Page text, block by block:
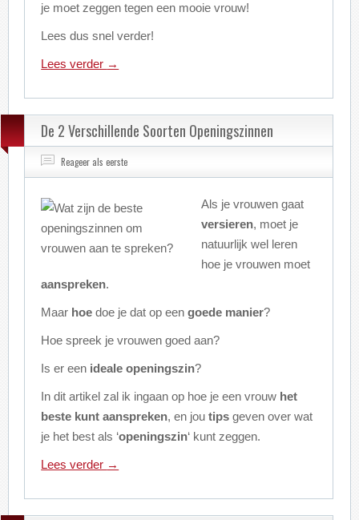
je moet zeggen tegen een mooie vrouw!
Lees dus snel verder!
Lees verder →
De 2 Verschillende Soorten Openingszinnen
Reageer als eerste
Als je vrouwen gaat
versieren, moet je
natuurlijk wel leren
hoe je vrouwen moet
aanspreken.
Maar hoe doe je dat op eengoede manier?
Hoe spreek je vrouwen goed aan?
Is er een ideale openingszin?
In dit artikel zal ik ingaan op hoe je een vrouw het
beste kunt aanspreken, en joutips geven over wat
je het best als ‘openingszin‘ kunt zeggen.
Lees verder →